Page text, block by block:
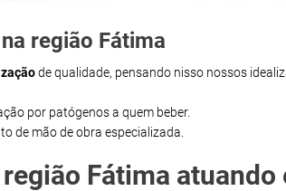
região Fátima
de qualidade, pensando nisso nossos
por patógenos a quem beber.
de mão de obra especializada.
região Fátima atuando